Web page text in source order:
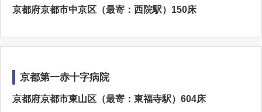
京都府京都市中京区（最寄：西院駅）150床
京都第一赤十字病院
京都府京都市東山区（最寄：東福寺駅）604床